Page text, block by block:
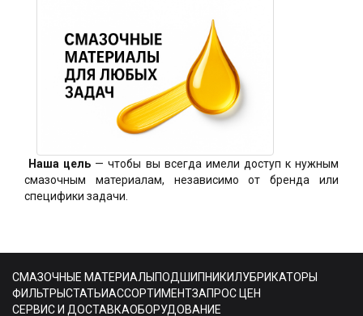
Наша цель — чтобы вы всегда имели доступ к нужным
смазочным материалам, независимо от бренда или
специфики задачи.
СМАЗОЧНЫЕ МАТЕРИАЛЫ ПОДШИПНИКИЛУБРИКАТОРЫ
ФИЛЬТРЫСТАТЬИАССОРТИМЕНТЗАПРОС ЦЕН
СЕРВИС И ДОСТАВКАОБОРУДОВАНИЕ